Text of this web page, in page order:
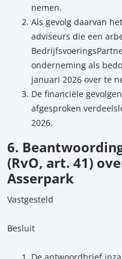
nemen.
Als gevolg daarvan
adviseurs die een
onderneming als
januari 2026 over te
De financiële
afgesproken
2026.
6.
(RvO, art. 41)
Asserpark
Vastgesteld
Besluit